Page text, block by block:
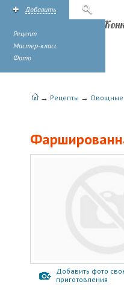
Добавить
Рецепт
Мастер-класс
Фото
→ Рецепты →
Добавить фото
приготовления